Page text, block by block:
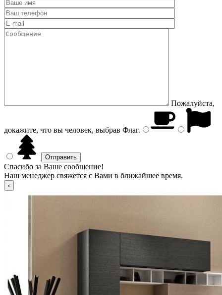
Пожалуйста,
докажите, что вы человек, выбрав Флаг.
Спасибо за Ваше сообщение!
Наш менеджер свяжется с Вами в ближайшее время.